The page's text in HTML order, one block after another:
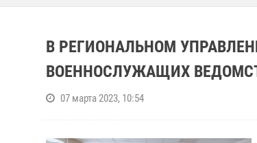
В РЕГИОНАЛЬНОМ
ВОЕННОСЛУЖАЩИХ
07 марта 2023, 10:54